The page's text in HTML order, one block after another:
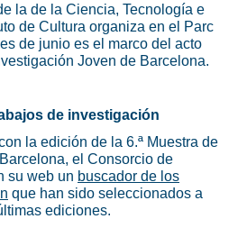
la de la Ciencia, Tecnología e
de Cultura organiza en el Parc
de junio es el marco del acto
Joven de Barcelona.
de investigación
la edición de la 6.ª Muestra de
el Consorcio de
su web un buscador de los
que han sido seleccionados a
ediciones.